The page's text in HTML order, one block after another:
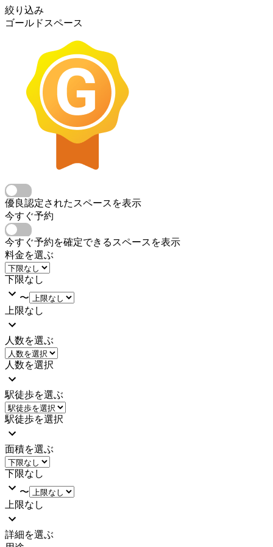
絞り込み
ゴールドスペース
優良認定されたスペースを表示
今すぐ予約
今すぐ予約を確定できるスペースを表示
料金を選ぶ
下限なし
〜
上限なし
人数を選ぶ
人数を選択
駅徒歩を選ぶ
駅徒歩を選択
面積を選ぶ
下限なし
〜
上限なし
詳細を選ぶ